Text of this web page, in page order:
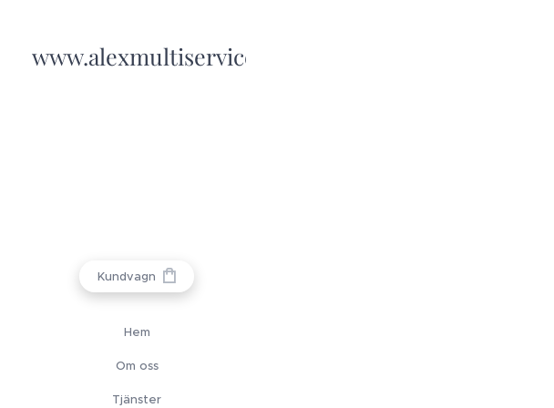
www.alexmultiservice.se
Kundvagn
Hem
Om oss
Tjänster